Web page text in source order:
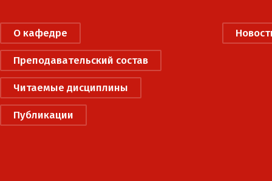
О кафедре
Преподавательский состав
Читаемые дисциплины
Публикации